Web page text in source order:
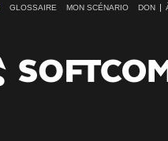
GLOSSAIRE MON SCÉNARIO DON